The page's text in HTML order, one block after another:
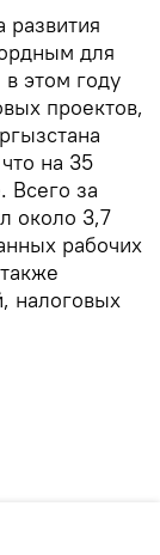
развития
для
этом году
проектов,
на 35
Всего за
около 3,7
рабочих
налоговых